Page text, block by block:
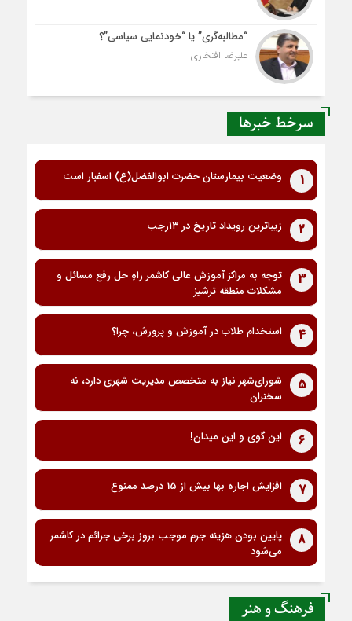
“مطالبه‌گری” یا “خودنمایی سیاسی”؟
علیرضا افتخاری
سرخط خبرها
1 وضعیت بیمارستان حضرت ابوالفضل(ع) اسفبار است
2 زیباترین رویداد تاریخ در ۱۳رجب
3
توجه به مراکز آموزش عالی کاشمر راهِ حل رفع مسائل و
مشکلات منطقه ترشیز
4 استخدام طلاب در آموزش و پرورش، چرا؟
5
شورای‌شهر نیاز به متخصص مدیریت شهری دارد، نه
سخنران
6 این گوی و این میدان!
7 افزایش اجاره بها بیش از 15 درصد ممنوع
8
پایین بودن هزینه جرم موجب بروز برخی جرائم در کاشمر
می‌شود
فرهنگ و هنر